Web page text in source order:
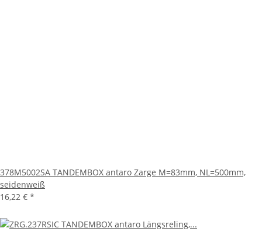
378M5002SA TANDEMBOX antaro Zarge M=83mm, NL=500mm,
seidenweiß
16,22 € *